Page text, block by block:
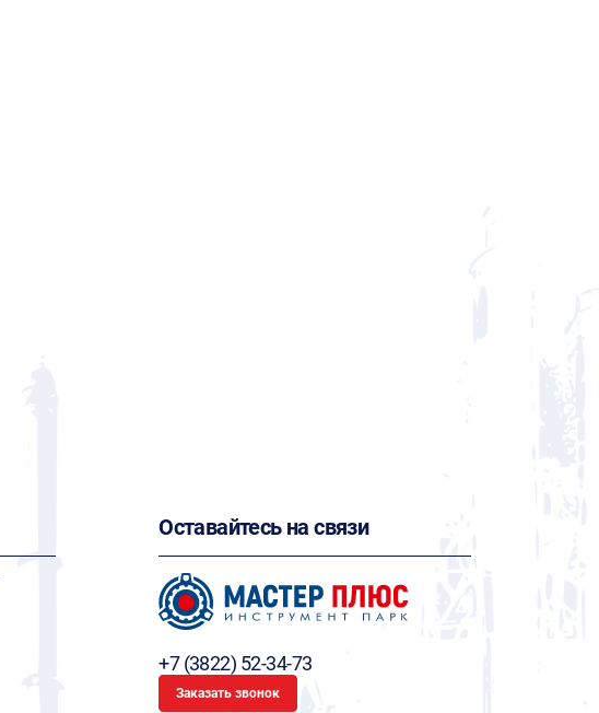
Оставайтесь на связи
+7 (3822) 52-34-73
Заказать звонок